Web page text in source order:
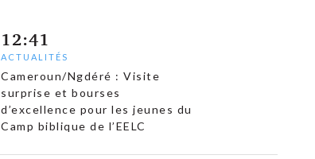
12:41
ACTUALITÉS
Cameroun/Ngdéré : Visite
surprise et bourses
d’excellence pour les jeunes du
Camp biblique de l’EELC